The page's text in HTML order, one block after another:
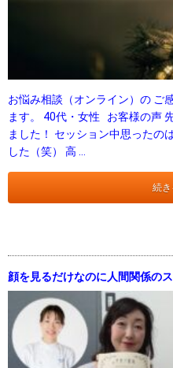
お悩み相談（オンライン）の ご
ます。 40代・女性 お客様の声
ました！ セッション中思ったの
した（笑） 高 …
続
顔を見るだけなのに人間関係の